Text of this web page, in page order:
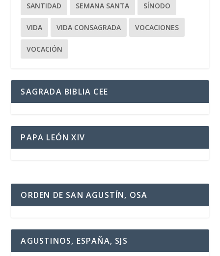
SANTIDAD SEMANA SANTA SÍNODO
VIDA VIDA CONSAGRADA VOCACIONES
VOCACIÓN
SAGRADA BIBLIA CEE
PAPA LEÓN XIV
ORDEN DE SAN AGUSTÍN, OSA
AGUSTINOS, ESPAÑA, SJS